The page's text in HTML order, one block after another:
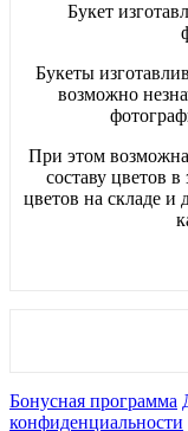
Букет
Букеты
возможно
При этом возможна
составу цветов
цветов на складе
Бонусная программа
конфиденциальности